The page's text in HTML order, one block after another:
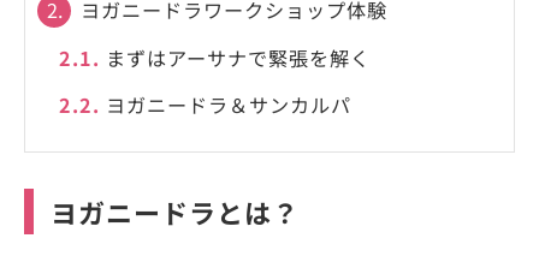
2.
ヨガニードラワークショップ体験
2.1. まずはアーサナで緊張を解く
2.2. ヨガニードラ＆サンカルパ
ヨガニードラとは？